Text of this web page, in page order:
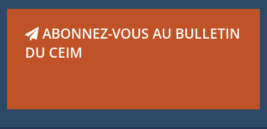
ABONNEZ-VOUS AU BULLETIN
DU CEIM